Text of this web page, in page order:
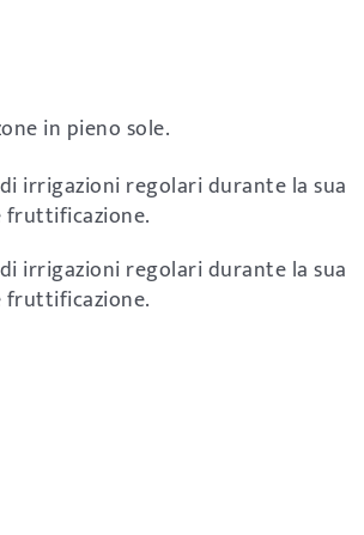
in pieno sole.
irrigazioni regolari durante la sua
irrigazioni regolari durante la sua